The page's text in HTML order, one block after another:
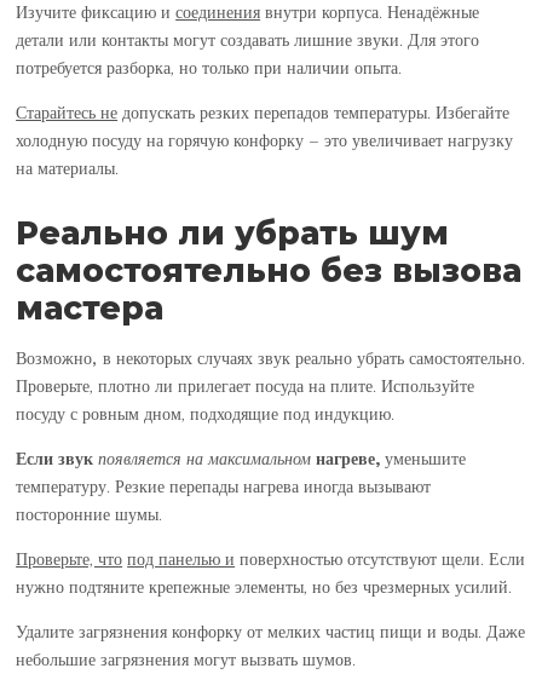
Изучите фиксацию и соединения внутри корпуса. Ненадёжные
детали или контакты могут создавать лишние звуки. Для этого
потребуется разборка, но только при наличии опыта.
Старайтесь не допускать резких перепадов температуры. Избегайте
холодную посуду на горячую конфорку – это увеличивает нагрузку
на материалы.
Реально ли убрать шум
самостоятельно без вызова
мастера
Возможно, в некоторых случаях звук реально убрать самостоятельно.
Проверьте, плотно ли прилегает посуда на плите. Используйте
посуду с ровным дном, подходящие под индукцию.
Если звук появляется на максимальном нагреве, уменьшите
температуру. Резкие перепады нагрева иногда вызывают
посторонние шумы.
Проверьте, что под панелью и поверхностью отсутствуют щели. Если
нужно подтяните крепежные элементы, но без чрезмерных усилий.
Удалите загрязнения конфорку от мелких частиц пищи и воды. Даже
небольшие загрязнения могут вызвать шумов.